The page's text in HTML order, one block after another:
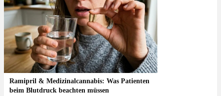
Ramipril & Medizinalcannabis: Was Patienten
beim Blutdruck beachten müssen